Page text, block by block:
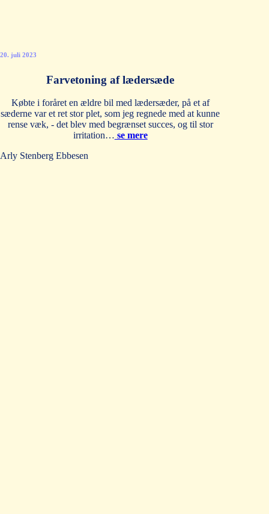
20. juli 2023
Farvetoning af lædersæde
Købte i foråret en ældre bil med lædersæder, på et af
sæderne var et ret stor plet, som jeg regnede med at kunne
rense væk, - det blev med begrænset succes, og til stor
irritation… se mere
Arly Stenberg Ebbesen